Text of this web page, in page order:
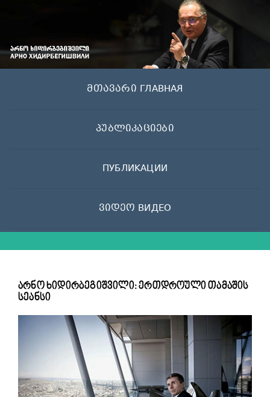
მთავარი ГЛАВНАЯ
პუბლიკაციები
ПУБЛИКАЦИИ
ვიდეო ВИДЕО
არნო ხიდირბეგიშვილი: ერთდროული თამაშის
სეანსი